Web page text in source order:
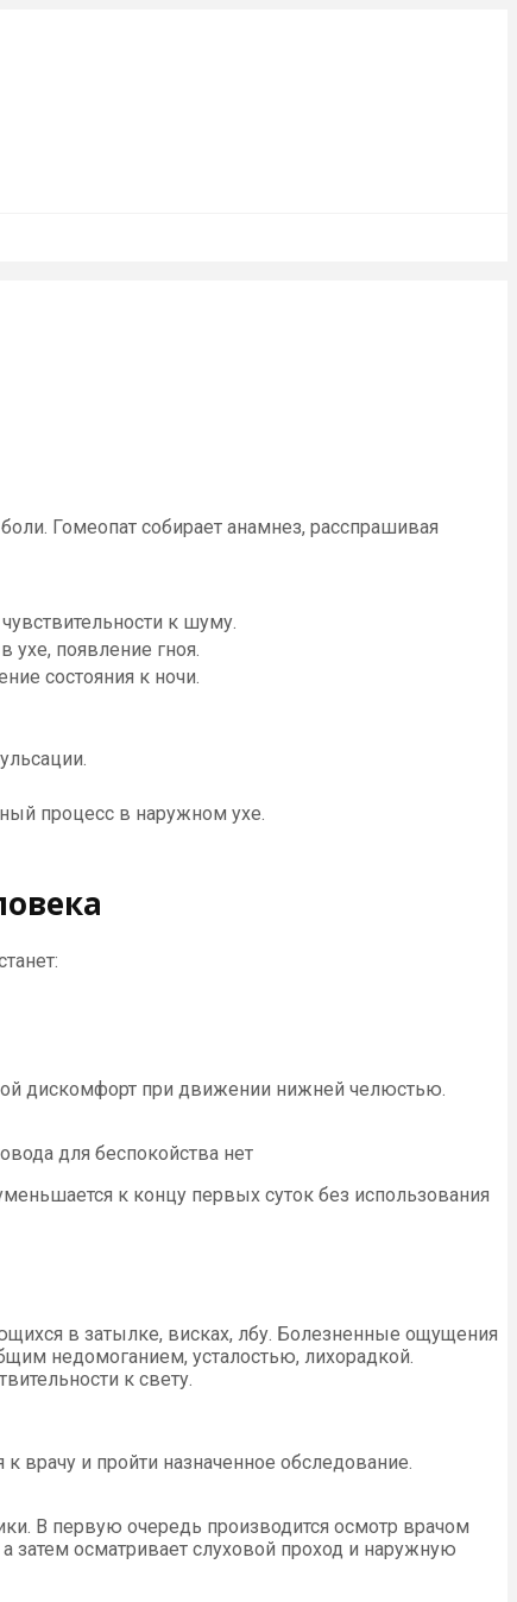
Гомеопат собирает анамнез, расспрашивая
к шуму.
ухе, появление гноя.
состояния к ночи.
процесс в наружном ухе.
дискомфорт при движении нижней челюстью.
для беспокойства нет
к концу первых суток без использования
в затылке, висках, лбу. Болезненные ощущения
недомоганием, усталостью, лихорадкой.
к свету.
врачу и пройти назначенное обследование.
В первую очередь производится осмотр врачом
затем осматривает слуховой проход и наружную